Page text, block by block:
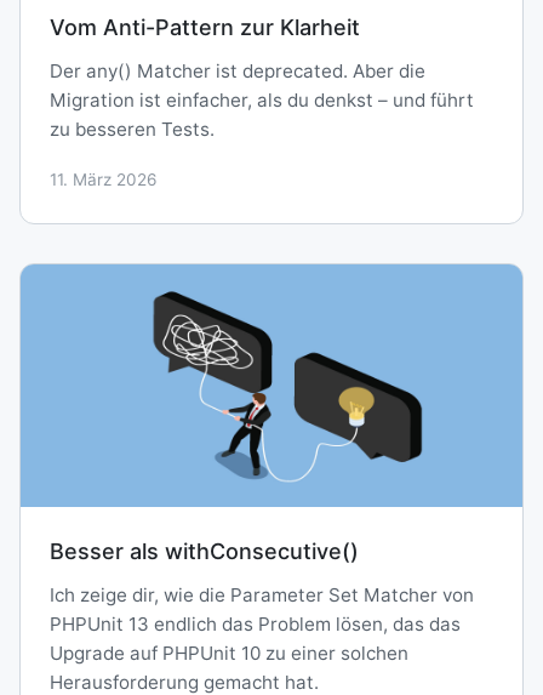
Vom Anti-Pattern zur Klarheit
Der any() Matcher ist deprecated. Aber die
Migration ist einfacher, als du denkst – und führt
zu besseren Tests.
11. März 2026
Besser als withConsecutive()
Ich zeige dir, wie die Parameter Set Matcher von
PHPUnit 13 endlich das Problem lösen, das das
Upgrade auf PHPUnit 10 zu einer solchen
Herausforderung gemacht hat.